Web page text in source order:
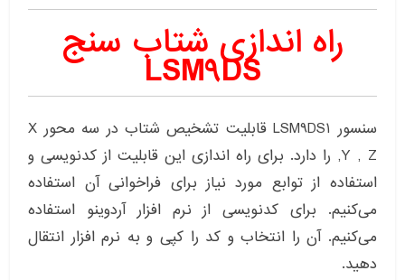
راه اندازی شتاب سنج
LSM9DS
سنسور LSM9DS1 قابلیت تشخیص شتاب در سه محور X
,Y , Z را دارد. برای راه اندازی این قابلیت از کدنویسی و
استفاده از توابع مورد نیاز برای فراخوانی آن استفاده
می‌کنیم. برای کدنویسی از نرم افزار آردوینو استفاده
می‌کنیم. آن را انتخاب و کد را کپی و به نرم افزار انتقال
دهید.